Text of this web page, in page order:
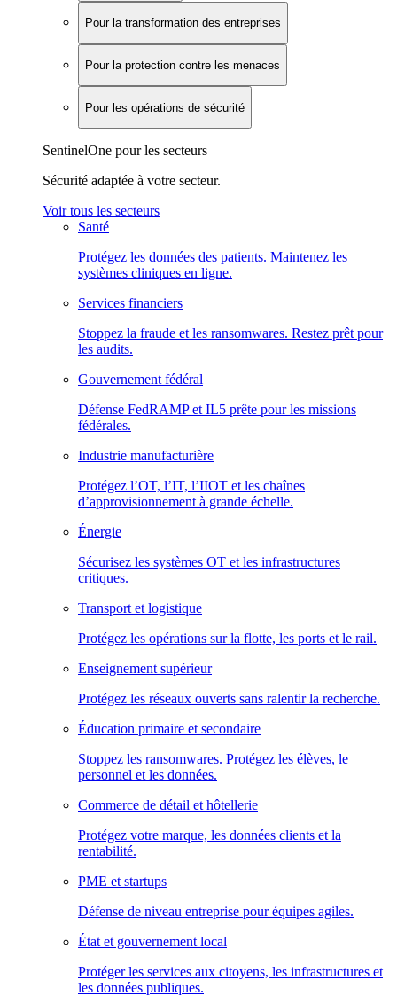
Pour la transformation des entreprises
Pour la protection contre les menaces
Pour les opérations de sécurité
SentinelOne pour les secteurs
Sécurité adaptée à votre secteur.
Voir tous les secteurs
Santé
Protégez les données des patients. Maintenez les
systèmes cliniques en ligne.
Services financiers
Stoppez la fraude et les ransomwares. Restez prêt pour
les audits.
Gouvernement fédéral
Défense FedRAMP et IL5 prête pour les missions
fédérales.
Industrie manufacturière
Protégez l’OT, l’IT, l’IIOT et les chaînes
d’approvisionnement à grande échelle.
Énergie
Sécurisez les systèmes OT et les infrastructures
critiques.
Transport et logistique
Protégez les opérations sur la flotte, les ports et le rail.
Enseignement supérieur
Protégez les réseaux ouverts sans ralentir la recherche.
Éducation primaire et secondaire
Stoppez les ransomwares. Protégez les élèves, le
personnel et les données.
Commerce de détail et hôtellerie
Protégez votre marque, les données clients et la
rentabilité.
PME et startups
Défense de niveau entreprise pour équipes agiles.
État et gouvernement local
Protéger les services aux citoyens, les infrastructures et
les données publiques.